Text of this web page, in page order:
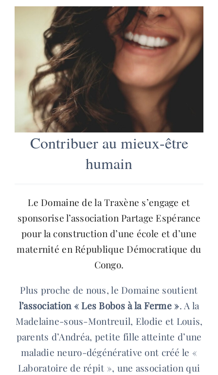
Contribuer au mieux-être
humain
Le Domaine de la Traxène s’engage et
sponsorise l’association Partage Espérance
pour la construction d’une école et d’une
maternité en République Démocratique du
Congo.
Plus proche de nous, le Domaine soutient
l’association « Les Bobos à la Ferme ». A la
Madelaine-sous-Montreuil, Elodie et Louis,
parents d’Andréa, petite fille atteinte d’une
maladie neuro-dégénérative ont créé le «
Laboratoire de répit », une association qui